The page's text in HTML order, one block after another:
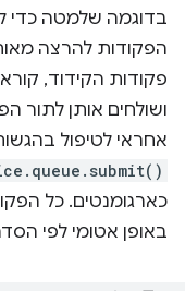
בדוגמה שלמטה כדי
הפקודות להרצה
פקודות הקידוד,
אחראי לטיפול
כארגומנטים. כל
באופן אטומי לפי